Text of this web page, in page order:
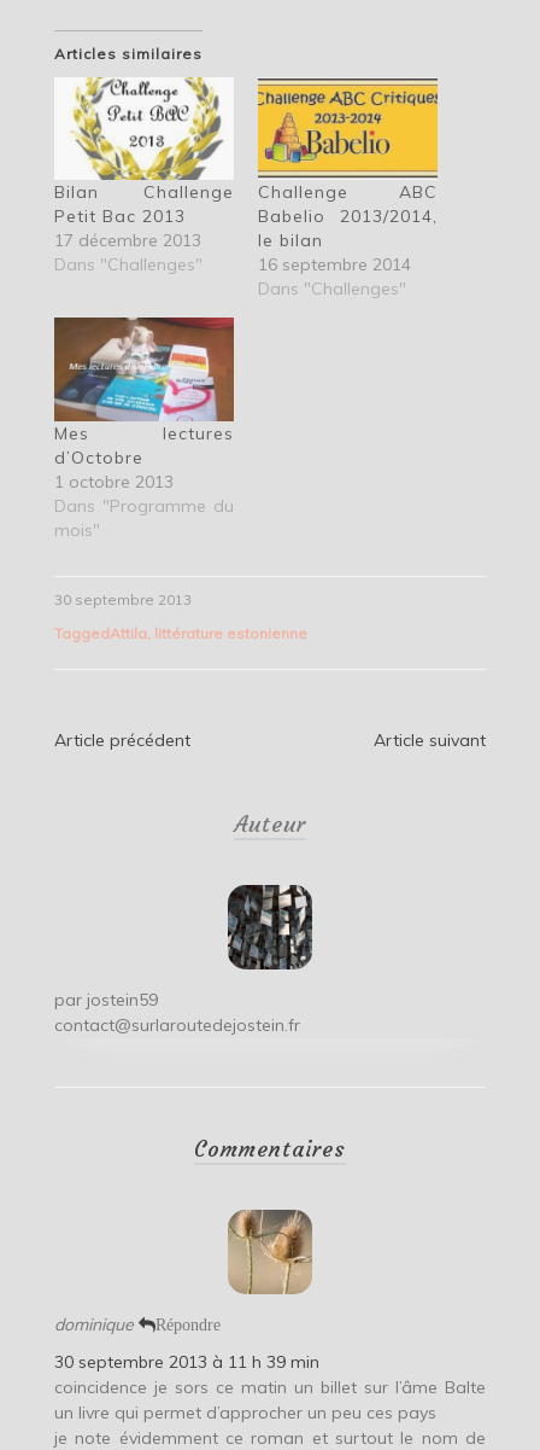
Articles similaires
Bilan Challenge
Petit Bac 2013
17 décembre 2013
Dans "Challenges"
Challenge ABC
Babelio 2013/2014,
le bilan
16 septembre 2014
Dans "Challenges"
Mes lectures
d’Octobre
1 octobre 2013
Dans "Programme du
mois"
30 septembre 2013
TaggedAttila, littérature estonienne
Navigation
Article précédent Article suivant
Auteur
par jostein59
contact@surlaroutedejostein.fr
Commentaires
dominique Répondre
30 septembre 2013 à 11 h 39 min
coincidence je sors ce matin un billet sur l’âme Balte
un livre qui permet d’approcher un peu ces pays
je note évidemment ce roman et surtout le nom de